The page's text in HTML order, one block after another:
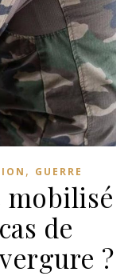
, GUERRE
de
?